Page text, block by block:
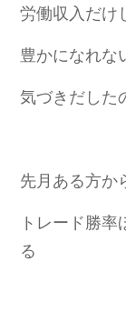
労働収入だけ
豊かになれな
気づきだした
先月ある方か
トレード勝
る